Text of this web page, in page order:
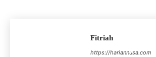
Fitriah
https://hariannusa.com